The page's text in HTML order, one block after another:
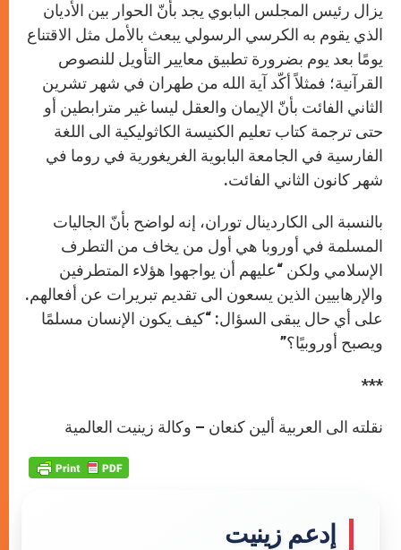
يزال رئيس المجلس البابوي يجد بأنّ الحوار بين الأديان
الذي يقوم به الكرسي الرسولي يبعث بالأمل مثل الاقتناع
يومًا بعد يوم بضرورة تطبيق معايير التأويل للنصوص
القرآنية؛ فمثلاً أكّد آية الله من طهران في شهر تشرين
الثاني الفائت بأنّ الإيمان والعقل ليسا غير مترابطين أو
حتى ترجمة كتاب تعليم الكنيسة الكاثوليكية الى اللغة
الفارسية في الجامعة البابوية الغريغورية في روما في
شهر كانون الثاني الفائت.
بالنسبة الى الكاردينال توران، إنه لواضح بأنّ الجاليات
المسلمة في أوروبا هي أول من يخاف من التطرف
الإسلامي ولكن “عليهم أن يواجهوا هؤلاء المتطرفين
والإرهابيين الذين يسعون الى تقديم تبريرات عن أفعالهم.
على أي حال يبقى السؤال: “كيف يكون الإنسان مسلمًا
ويصبح أوروبيًا؟”
***
نقلته الى العربية ألين كنعان – وكالة زينيت العالمية
إدعم زينيت